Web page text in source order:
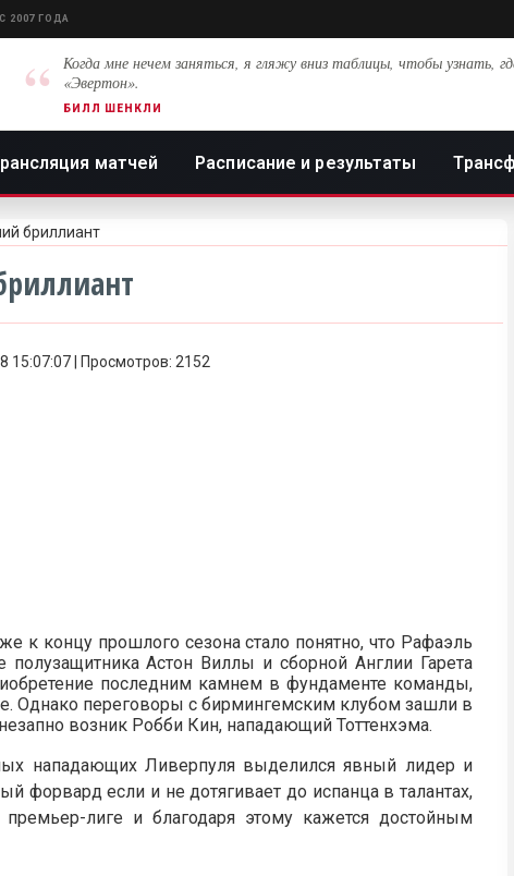
2007 ГОДА
“
Когда мне нечем заняться, я гляжу вниз таблицы, чтобы узнать,
«Эвертон».
БИЛЛ ШЕНКЛИ
матчей Расписание и результаты
бриллиант
15:07:07 | Просмотров: 2152
к концу прошлого сезона стало понятно, что Рафаэль
Астон Виллы и сборной Англии Гарета
последним камнем в фундаменте команды,
Однако переговоры с бирмингемским клубом зашли в
возник Робби Кин, нападающий Тоттенхэма.
нападающих Ливерпуля выделился явный лидер и
форвард если и не дотягивает до испанца в талантах,
лиге и благодаря этому кажется достойным